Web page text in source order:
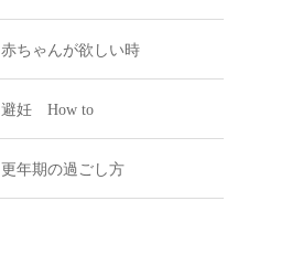
赤ちゃんが欲しい時
避妊 How to
更年期の過ごし方